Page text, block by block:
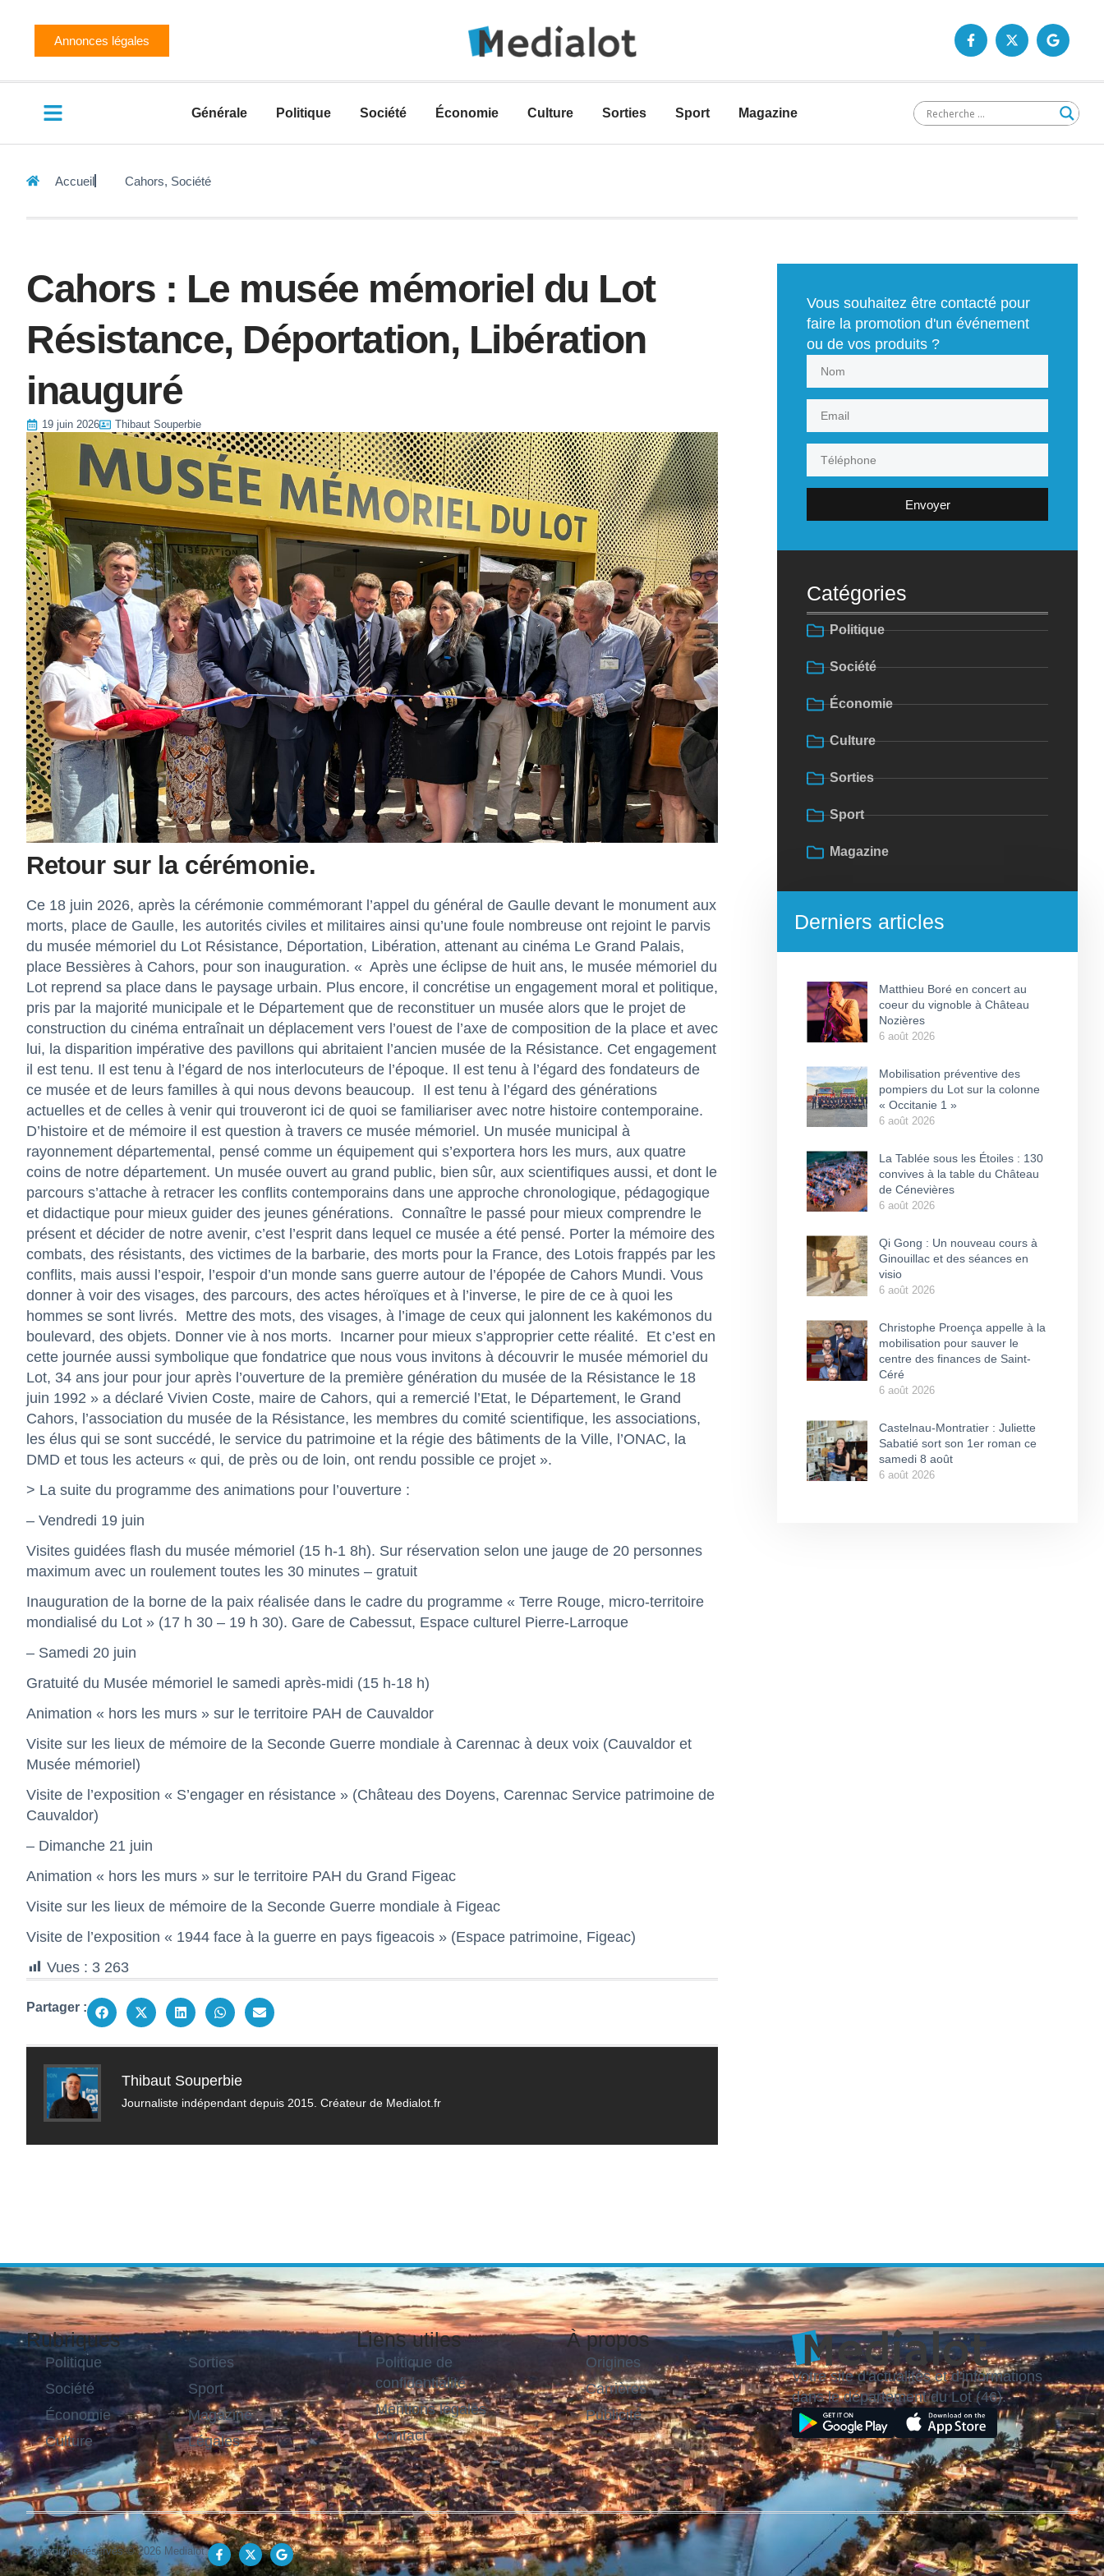
Annonces légales
Générale Politique Société Économie Culture Sorties Sport Magazine
Accueil Cahors, Société
Cahors : Le musée mémoriel du Lot
Résistance, Déportation, Libération
inauguré
19 juin 2026 Thibaut Souperbie
Retour sur la cérémonie.
Ce 18 juin 2026, après la cérémonie commémorant l’appel du général de Gaulle devant le monument aux
morts, place de Gaulle, les autorités civiles et militaires ainsi qu’une foule nombreuse ont rejoint le parvis
du musée mémoriel du Lot Résistance, Déportation, Libération, attenant au cinéma Le Grand Palais,
place Bessières à Cahors, pour son inauguration. « Après une éclipse de huit ans, le musée mémoriel du
Lot reprend sa place dans le paysage urbain. Plus encore, il concrétise un engagement moral et politique,
pris par la majorité municipale et le Département que de reconstituer un musée alors que le projet de
construction du cinéma entraînait un déplacement vers l’ouest de l’axe de composition de la place et avec
lui, la disparition impérative des pavillons qui abritaient l’ancien musée de la Résistance. Cet engagement
il est tenu. Il est tenu à l’égard de nos interlocuteurs de l’époque. Il est tenu à l’égard des fondateurs de
ce musée et de leurs familles à qui nous devons beaucoup. Il est tenu à l’égard des générations
actuelles et de celles à venir qui trouveront ici de quoi se familiariser avec notre histoire contemporaine.
D’histoire et de mémoire il est question à travers ce musée mémoriel. Un musée municipal à
rayonnement départemental, pensé comme un équipement qui s’exportera hors les murs, aux quatre
coins de notre département. Un musée ouvert au grand public, bien sûr, aux scientifiques aussi, et dont le
parcours s’attache à retracer les conflits contemporains dans une approche chronologique, pédagogique
et didactique pour mieux guider des jeunes générations. Connaître le passé pour mieux comprendre le
présent et décider de notre avenir, c’est l’esprit dans lequel ce musée a été pensé. Porter la mémoire des
combats, des résistants, des victimes de la barbarie, des morts pour la France, des Lotois frappés par les
conflits, mais aussi l’espoir, l’espoir d’un monde sans guerre autour de l’épopée de Cahors Mundi. Vous
donner à voir des visages, des parcours, des actes héroïques et à l’inverse, le pire de ce à quoi les
hommes se sont livrés. Mettre des mots, des visages, à l’image de ceux qui jalonnent les kakémonos du
boulevard, des objets. Donner vie à nos morts. Incarner pour mieux s’approprier cette réalité. Et c’est en
cette journée aussi symbolique que fondatrice que nous vous invitons à découvrir le musée mémoriel du
Lot, 34 ans jour pour jour après l’ouverture de la première génération du musée de la Résistance le 18
juin 1992 » a déclaré Vivien Coste, maire de Cahors, qui a remercié l’Etat, le Département, le Grand
Cahors, l’association du musée de la Résistance, les membres du comité scientifique, les associations,
les élus qui se sont succédé, le service du patrimoine et la régie des bâtiments de la Ville, l’ONAC, la
DMD et tous les acteurs « qui, de près ou de loin, ont rendu possible ce projet ».
> La suite du programme des animations pour l’ouverture :
– Vendredi 19 juin
Visites guidées flash du musée mémoriel (15 h-1 8h). Sur réservation selon une jauge de 20 personnes
maximum avec un roulement toutes les 30 minutes – gratuit
Inauguration de la borne de la paix réalisée dans le cadre du programme « Terre Rouge, micro-territoire
mondialisé du Lot » (17 h 30 – 19 h 30). Gare de Cabessut, Espace culturel Pierre-Larroque
– Samedi 20 juin
Gratuité du Musée mémoriel le samedi après-midi (15 h-18 h)
Animation « hors les murs » sur le territoire PAH de Cauvaldor
Visite sur les lieux de mémoire de la Seconde Guerre mondiale à Carennac à deux voix (Cauvaldor et
Musée mémoriel)
Visite de l’exposition « S’engager en résistance » (Château des Doyens, Carennac Service patrimoine de
Cauvaldor)
– Dimanche 21 juin
Animation « hors les murs » sur le territoire PAH du Grand Figeac
Visite sur les lieux de mémoire de la Seconde Guerre mondiale à Figeac
Visite de l’exposition « 1944 face à la guerre en pays figeacois » (Espace patrimoine, Figeac)
Vues : 3 263
Partager :
Thibaut Souperbie
Journaliste indépendant depuis 2015. Créateur de Medialot.fr
Vous souhaitez être contacté pour
faire la promotion d'un événement
ou de vos produits ?
Envoyer
Catégories
Politique
Société
Économie
Culture
Sorties
Sport
Magazine
Derniers articles
Matthieu Boré en concert au
coeur du vignoble à Château
Nozières
6 août 2026
Mobilisation préventive des
pompiers du Lot sur la colonne
« Occitanie 1 »
6 août 2026
La Tablée sous les Étoiles : 130
convives à la table du Château
de Cénevières
6 août 2026
Qi Gong : Un nouveau cours à
Ginouillac et des séances en
visio
6 août 2026
Christophe Proença appelle à la
mobilisation pour sauver le
centre des finances de Saint-
Céré
6 août 2026
Castelnau-Montratier : Juliette
Sabatié sort son 1er roman ce
samedi 8 août
6 août 2026
Rubriques
Politique
Société
Économie
Culture
Sorties
Sport
Magazine
Légales
Liens utiles
Politique de
confidentialité
Mentions légales
Contact
À propos
Origines
Carrières
Publicité
Votre site d'actualités et d'informations
dans le département du Lot (46).
Tous droits réservés © 2026 Medialot.